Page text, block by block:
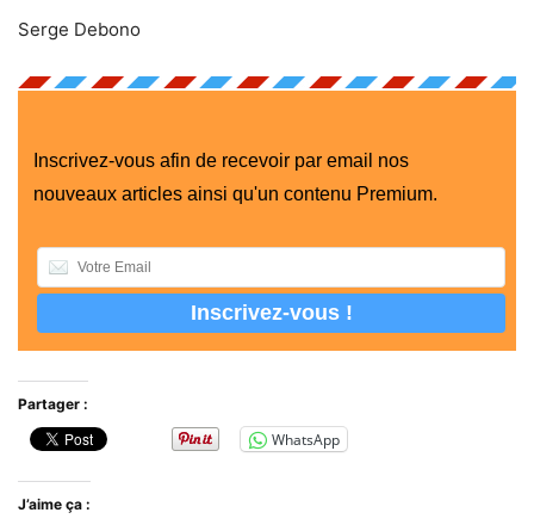
Serge Debono
Inscrivez-vous afin de recevoir par email nos
nouveaux articles ainsi qu'un contenu Premium.
Partager :
WhatsApp
J’aime ça :